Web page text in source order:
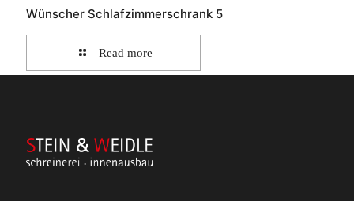
Wünscher Schlafzimmerschrank 5
Read more